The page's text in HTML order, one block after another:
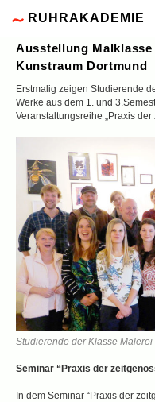
RUHRAKADEMIE
Ausstellung
Kunstraum Dortmund
Erstmalig zeigen Studierende
Werke aus dem 1. und
Veranstaltungsreihe „Praxis
Studierende der Klasse Malerei
Seminar “Praxis der
In dem Seminar “Praxis der